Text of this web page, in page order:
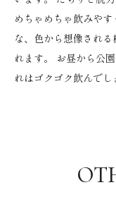
めちゃめちゃ飲みや
な、色から想像され
れます。 お昼から公
れはゴクゴク飲んでし